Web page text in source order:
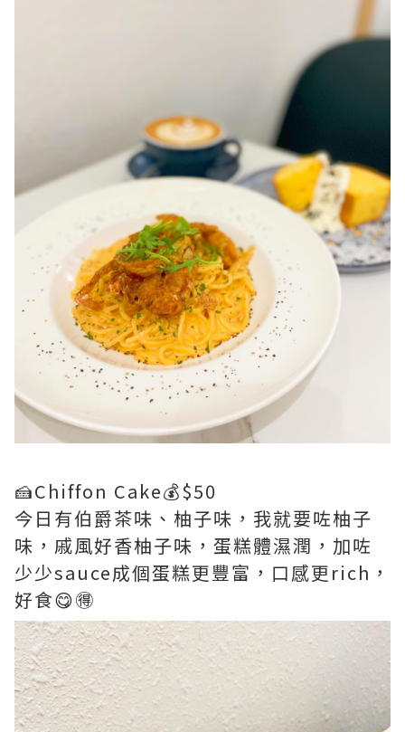
🍰Chiffon Cake💰$50
今日有伯爵茶味、柚子味，我就要咗柚子
味，戚風好香柚子味，蛋糕體濕潤，加咗
少少sauce成個蛋糕更豐富，口感更rich，
好食😋🉐